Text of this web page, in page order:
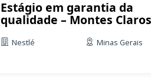
Estágio em garantia da
qualidade – Montes
Nestlé Minas Gerais